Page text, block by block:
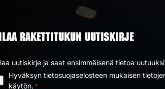
RAKETTITUKUN UUTISKIRJE
uutiskirje ja saat ensimmäisenä tietoa
Hyväksyn tietosuojaselosteen mukaisen
käytön. *